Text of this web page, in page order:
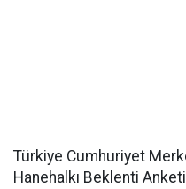
Türkiye Cumhuriyet
Hanehalkı Beklenti